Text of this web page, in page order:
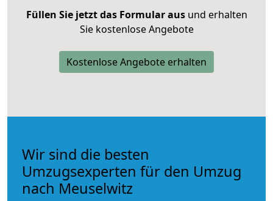
Füllen Sie jetzt das Formular ausund erhalten
Sie kostenlose Angebote
Kostenlose Angebote erhalten
Wir sind die besten
Umzugsexperten für den Umzug
nach Meuselwitz